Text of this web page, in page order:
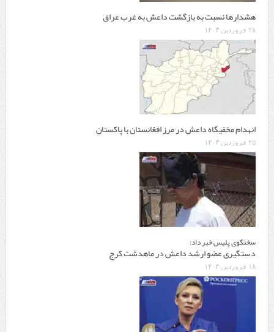
هشدارها نسبت به بازگشت داعش به غرب عراق
۲۸ فروردین ۱۴۰۳
انهدام مخفیگاه داعش در مرز افغانستان با پاکستان
۲۵ فروردین ۱۴۰۳
سخنگوی پلیس خبر داد:
دستگیری عضو ارشد داعش در ماهدشت کرج
۱۸ فروردین ۱۴۰۳